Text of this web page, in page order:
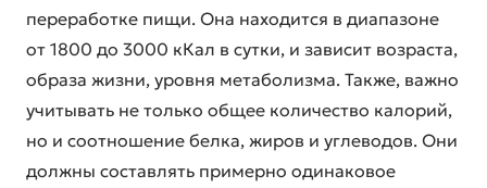
переработке пищи. Она находится в диапазоне
от 1800 до 3000 кКал в сутки, и зависит возраста,
образа жизни, уровня метаболизма. Также, важно
учитывать не только общее количество калорий,
но и соотношение белка, жиров и углеводов. Они
должны составлять примерно одинаковое